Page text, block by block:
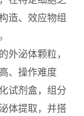
造、效应物组
外泌体颗粒，
、操作难度
试剂盒，组分
体提取，并搭